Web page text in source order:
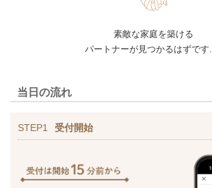
素敵な家庭を築ける
パートナーが見つかるはずです
当日の流れ
STEP1 受付開始